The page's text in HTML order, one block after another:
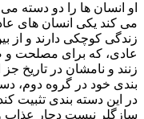
او انسان ها را دو دسته
می کند یکی انسان های
زندگی کوچکی دارند و از
عادی، که برای مصلحت و
زنند و نامشان در تاریخ
بندی خود در گروه دوم،
در این دسته بندی تثبیت
سازگلر نیست دچار